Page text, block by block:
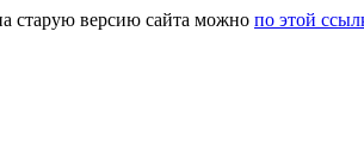
старую версию сайта можно по этой